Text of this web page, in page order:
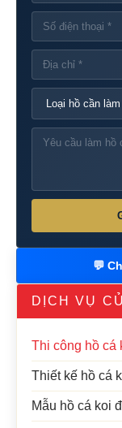
💬
DỊCH VỤ
Thi công hồ cá
Thiết kế hồ cá
Mẫu hồ cá koi